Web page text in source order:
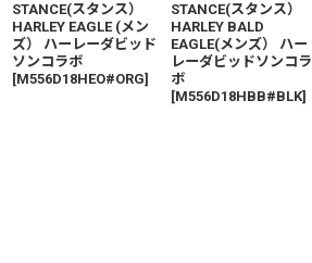
STANCE(スタンス）
HARLEY EAGLE (メン
ズ） ハーレーダビッド
ソンコラボ
[M556D18HEO#ORG]
STANCE(スタンス）
HARLEY BALD
EAGLE(メンズ） ハー
レーダビッドソンコラ
ボ
[M556D18HBB#BLK]